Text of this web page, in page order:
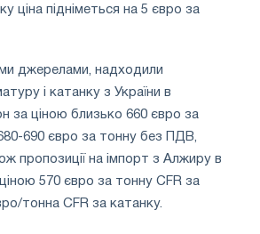
ціна підніметься на 5 євро за
джерелами, надходили
і катанку з України в
за ціною близько 660 євро за
690 євро за тонну без ПДВ,
пропозиції на імпорт з Алжиру в
570 євро за тонну CFR за
тонна CFR за катанку.